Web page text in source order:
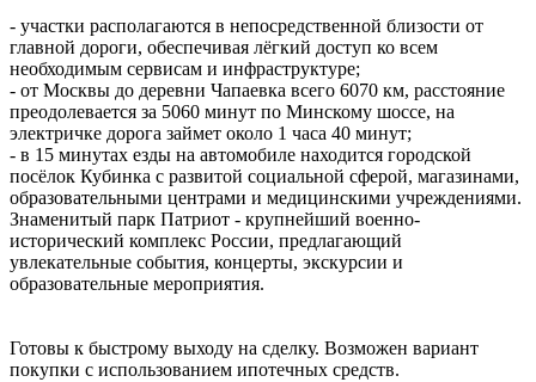
- участки располагаются в непосредственной близости от
главной дороги, обеспечивая лёгкий доступ ко всем
необходимым сервисам и инфраструктуре;
- от Москвы до деревни Чапаевка всего 6070 км, расстояние
преодолевается за 5060 минут по Минскому шоссе, на
электричке дорога займет около 1 часа 40 минут;
- в 15 минутах езды на автомобиле находится городской
посёлок Кубинка с развитой социальной сферой, магазинами,
образовательными центрами и медицинскими учреждениями.
Знаменитый парк Патриот - крупнейший военно-
исторический комплекс России, предлагающий
увлекательные события, концерты, экскурсии и
образовательные мероприятия.
Готовы к быстрому выходу на сделку. Возможен вариант
покупки с использованием ипотечных средств.